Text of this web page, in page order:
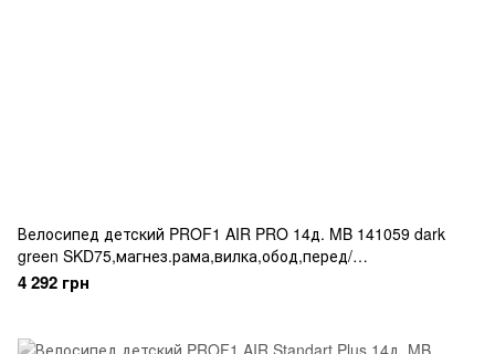
Велосипед детский PROF1 AIR PRO 14д. MB 141059 dark
green SKD75,магнез.рама,вилка,обод,перед/
зад.диск.торм.,корзина,крыла,доп.колл, хаки
4 292 грн